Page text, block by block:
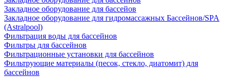
Закладное оборудование для бассейов
Закладное оборудование для гидромассажных Бассейнов/SPA
(Astralpool)
Фильтрация воды для бассейнов
Фильтры для бассейнов
Фильтрационные установки для бассейнов
Фильтрующие материалы (песок, стекло, диатомит) для
бассейнов